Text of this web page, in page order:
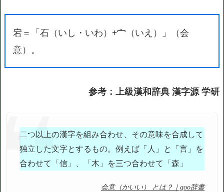
宕＝「石（いし・いわ）+宀（いえ）」（会
意）。
参考：上級漢和辞典 漢字源 学研
二つ以上の漢字を組み合わせ、その意味を合成して
独立した文字とするもの。例えば「人」と「言」を
合わせて「信」、「木」を三つ合わせて「森」
会意（かいい） とは？｜goo辞書